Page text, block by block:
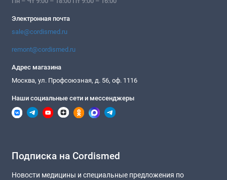
Электронная почта
sale@cordismed.ru
remont@cordismed.ru
Адрес магазина
Москва, ул. Профсоюзная, д. 56, оф. 1116
Наши социальные сети и мессенджеры
Подписка на Cordismed
Новости медицины и специальные предложения по